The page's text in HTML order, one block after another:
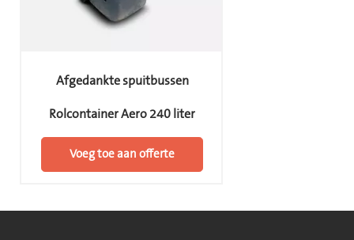
Afgedankte spuitbussen
Rolcontainer Aero 240 liter
Voeg toe aan offerte